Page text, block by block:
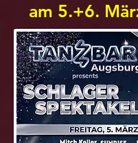
am 5.+6.